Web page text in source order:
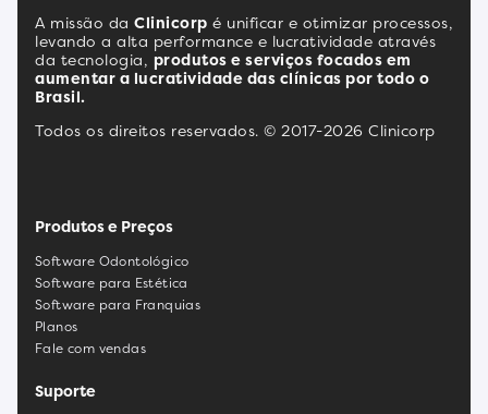
A missão da Clinicorp é unificar e otimizar processos,
levando a alta performance e lucratividade através
da tecnologia, produtos e serviços focados em
aumentar a lucratividade das clínicas por todo o
Brasil.
Todos os direitos reservados. © 2017-2026 Clinicorp
Produtos e Preços
Software Odontológico
Software para Estética
Software para Franquias
Planos
Fale com vendas
Suporte